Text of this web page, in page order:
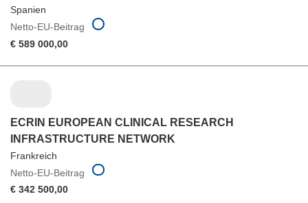
Spanien
Netto-EU-Beitrag
€ 589 000,00
ECRIN EUROPEAN CLINICAL RESEARCH
INFRASTRUCTURE NETWORK
Frankreich
Netto-EU-Beitrag
€ 342 500,00